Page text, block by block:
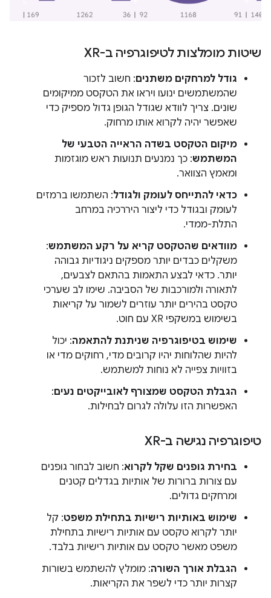
שיטות מומלצות לטיפוגרפיה ב-XR
גודל למרחקים משתנים: חשוב לזכור
שהמשתמשים ינועו ויראו את הטקסט ממיקומים
שונים. צריך לוודא שגודל הגופן גדול מספיק כדי
שאפשר יהיה לקרוא אותו מרחוק.
מיקום הטקסט בשדה הראייה הטבעי של
המשתמש: כך נמנעים תנועות ראש מוגזמות
ומאמץ הצוואר.
כדאי להתייחס לעומק ולגודל: השתמשו ברמזים
לעומק ובגודל כדי ליצור היררכיה במרחב
התלת-ממדי.
מוודאים שהטקסט קריא על רקע המשתמש:
משקלים כבדים יותר מספקים ניגודיות גבוהה
יותר. כדאי לבצע התאמות בהתאם לצבעים,
לתאורה ולמורכבות של הסביבה. שימו לב שערכי
טקסט בהירים יותר עוזרים לשמור על קריאות
בשימוש במשקפי XR עם חוט.
שימוש בטיפוגרפיה שניתנת להתאמה: יכול
להיות שהלוחות יהיו קרובים מדי, רחוקים מדי או
בזוויות צפייה לא נוחות למשתמש.
הגבלת הטקסט שמצורף לאובייקטים נעים:
האפשרות הזו עלולה לגרום לבחילות.
טיפוגרפיה נגישה ב-XR
בחירת גופנים שקל לקרוא: חשוב לבחור גופנים
עם צורות ברורות של אותיות בגדלים קטנים
ומרחקים גדולים.
שימוש באותיות רישיות בתחילת משפט: קל
יותר לקרוא טקסט עם אותיות רישיות בתחילת
משפט מאשר טקסט עם אותיות רישיות בלבד.
הגבלת אורך השורה: מומלץ להשתמש בשורות
קצרות יותר כדי לשפר את הקריאות.